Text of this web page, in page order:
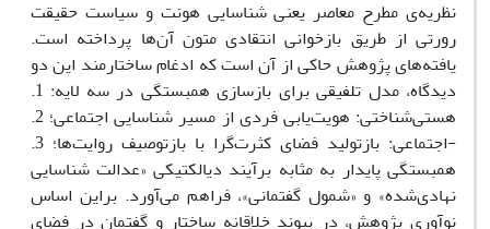
نظریه‌ی مطرح معاصر یعنی شناسایی هونت و سیاست حقیقت
رورتی از طریق بازخوانی انتقادی متون آن‌ها پرداخته است.
یافته‌های پژوهش حاکی از آن است که ادغام ساختارمند این دو
دیدگاه، مدل تلفیقی برای بازسازی همبستگی در سه لایه: 1.
هستی‌شناختی: هویت‌یابی فردی از مسیر شناسایی اجتماعی؛ 2.
-اجتماعی: بازتولید فضای کثرت‌گرا با بازتوصیف روایت‌ها؛ 3.
همبستگی پایدار به مثابه برآیند دیالکتیکی «عدالت شناسایی
نهادی‌شده» و «شمول گفتمانی»، فراهم می‌آورد. براین اساس
نوآوری پژوهش، در پیوند خلاقانه ساختار و گفتمان در فضای